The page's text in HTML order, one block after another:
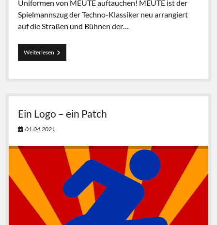
Uniformen von MEUTE auftauchen! MEUTE ist der
Spielmannszug der Techno-Klassiker neu arrangiert
auf die Straßen und Bühnen der…
WeiterlesenMEUTE,
Uniformen
Pläne
Ein Logo – ein Patch
01.04.2021